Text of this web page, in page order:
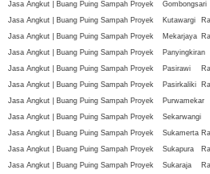
Jasa Angkut | Buang Puing Sampah Proyek
Gombongsari
Jasa Angkut | Buang Puing Sampah Proyek
Kutawargi
Jasa Angkut | Buang Puing Sampah Proyek
Mekarjaya
Jasa Angkut | Buang Puing Sampah Proyek
Panyingkiran
Jasa Angkut | Buang Puing Sampah Proyek
Pasirawi
Jasa Angkut | Buang Puing Sampah Proyek
Pasirkaliki
Jasa Angkut | Buang Puing Sampah Proyek
Purwamekar
Jasa Angkut | Buang Puing Sampah Proyek
Sekarwangi
Jasa Angkut | Buang Puing Sampah Proyek
Sukamerta
Jasa Angkut | Buang Puing Sampah Proyek
Sukapura
Jasa Angkut | Buang Puing Sampah Proyek
Sukaraja